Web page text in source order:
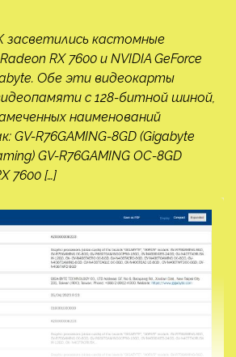
засветились кастомные
RX 7600 и NVIDIA GeForce
Обе эти видеокарты
с 128-битной шиной,
наименований
R76GAMING-8GD (Gigabyte
GV-R76GAMING OC-8GD
7600 […]